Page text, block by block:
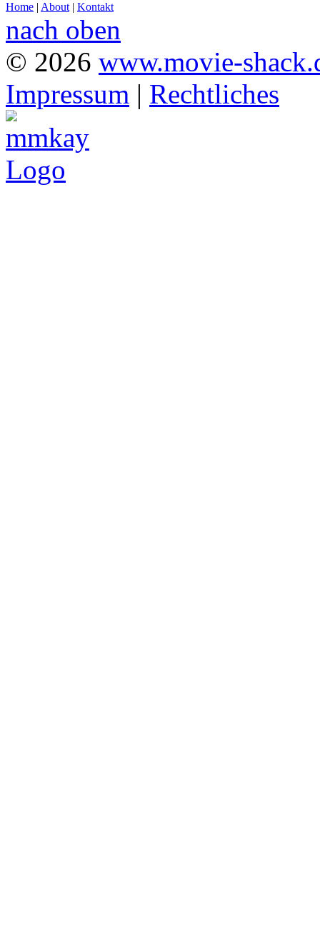
Home | About | Kontakt
nach oben
© 2026 www.movie-
Impressum | Rechtliches